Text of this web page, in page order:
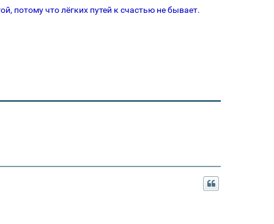
потому что лёгких путей к счастью не бывает.